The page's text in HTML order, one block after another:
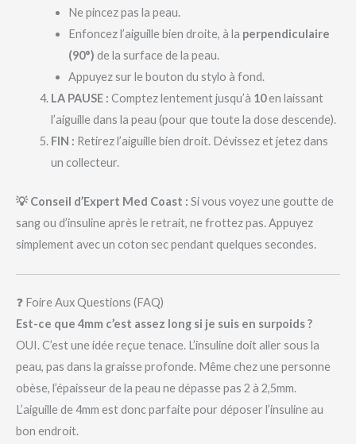
Ne pincez pas la peau.
Enfoncez l’aiguille bien droite, à la perpendiculaire
(90°) de la surface de la peau.
Appuyez sur le bouton du stylo à fond.
LA PAUSE : Comptez lentement jusqu’à 10en laissant
l’aiguille dans la peau (pour que toute la dose descende).
FIN : Retirez l’aiguille bien droit. Dévissez et jetez dans
un collecteur.
💡 Conseil d’Expert Med Coast : Si vous voyez une goutte de
sang ou d’insuline après le retrait, ne frottez pas. Appuyez
simplement avec un coton sec pendant quelques secondes.
❓ Foire Aux Questions (FAQ)
Est-ce que 4mm c’est assez long si je suis en surpoids ?
OUI. C’est une idée reçue tenace. L’insuline doit aller sous la
peau, pas dans la graisse profonde. Même chez une personne
obèse, l’épaisseur de la peau ne dépasse pas 2 à 2,5mm.
L’aiguille de 4mm est donc parfaite pour déposer l’insuline au
bon endroit.